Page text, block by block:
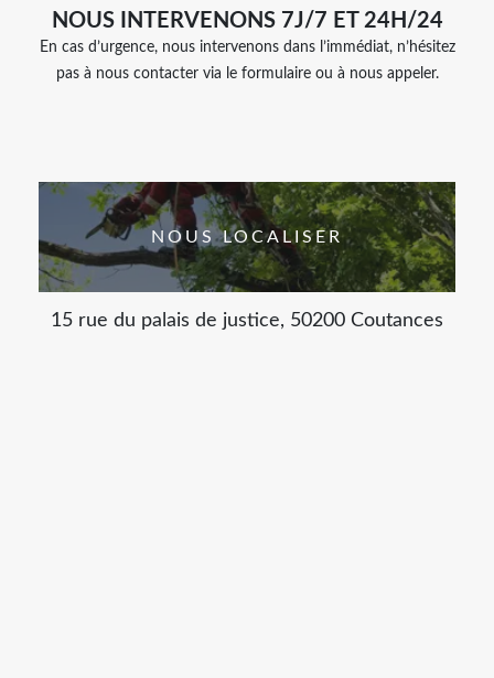
NOUS INTERVENONS 7J/7 ET 24H/24
En cas d’urgence, nous intervenons dans l’immédiat, n’hésitez
pas à nous contacter via le formulaire ou à nous appeler.
NOUS LOCALISER
15 rue du palais de justice, 50200 Coutances